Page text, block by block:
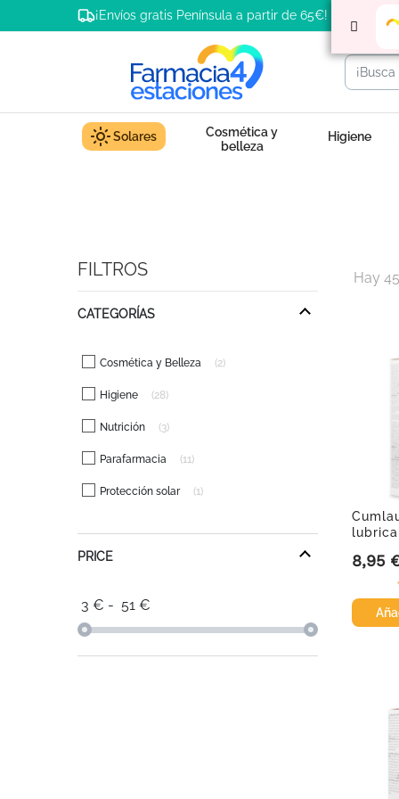
¡Envíos gratis Península a partir de 65€!
Solares
Cosmética y
belleza
Higiene
FILTROS
CATEGORÍAS
Cosmética y Belleza 2
Higiene 28
Nutrición 3
Parafarmacia 11
Protección solar 1
PRICE
3 € - 51 €
Hay
Precio
8,95